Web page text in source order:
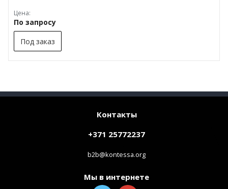
Цена:
По запросу
Под заказ
Контакты
+371 25772237
b2b@kontessa.org
Мы в интернете